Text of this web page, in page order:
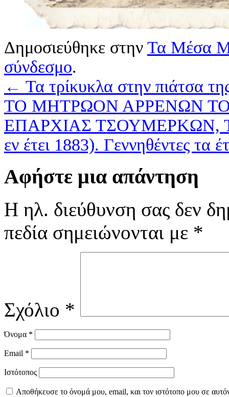
Δημοσιεύθηκε στην Τα Μέσα
σύνδεσμο.
← Τα τρίκυκλα στην πιάτσα
ΤΟ ΜΗΤΡΩΟΝ ΑΡΡΕΝΩΝ
ΕΠΑΡΧΙΑΣ ΤΣΟΥΜΕΡΚΩΝ,
εν έτει 1883). Γεννηθέντες τα
Αφήστε μια απάντηση
Η ηλ. διεύθυνση σας δεν
πεδία σημειώνονται με *
Σχόλιο *
Όνομα *
Email *
Ιστότοπος
Αποθήκευσε το όνομά μου, email, και τον ιστότοπο μου σε